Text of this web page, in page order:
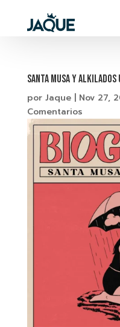
Santa Musa y
por Jaque| Nov 27,
Comentarios